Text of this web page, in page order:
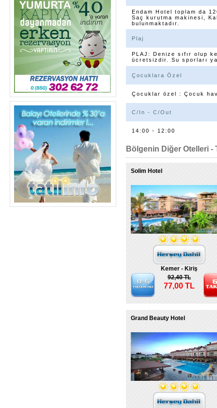
Endam Hotel toplam da
Saç kurutma makinesi,
bulunmaktadır.
Plaj
PLAJ: Denize sıfır olup
ücretsizdir. Su sporları
Çocuklara Özel
Çocuklar özel : Çocuk
C/In - C/Out
14:00 - 12:00
Bölgenin Diğer Otelleri -
Solim Hotel
Kemer - Kiriş
92,40 TL
77,00 TL
Grand Beauty Hotel